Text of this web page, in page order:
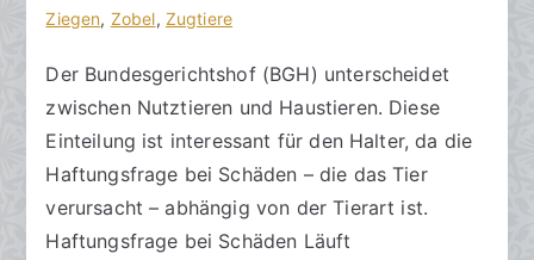
.
o
v
e
m
Ziegen, Zobel, Zugtiere
Der Bundesgerichtshof (BGH) unterscheidet
zwischen Nutztieren und Haustieren. Diese
Einteilung ist interessant für den Halter, da die
Haftungsfrage bei Schäden – die das Tier
verursacht – abhängig von der Tierart ist.
Haftungsfrage bei Schäden Läuft